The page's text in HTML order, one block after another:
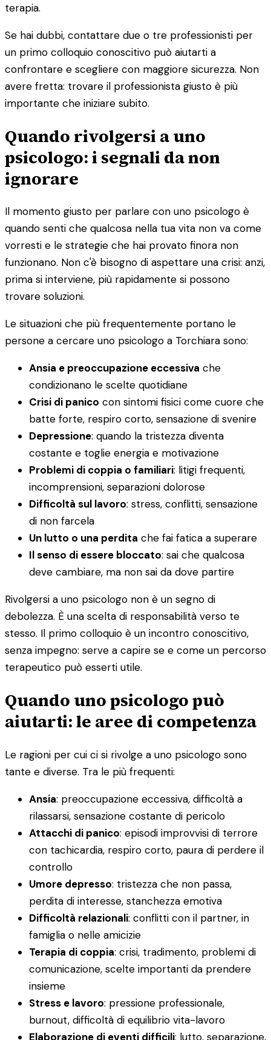
terapia.
Se hai dubbi, contattare due o tre professionisti per
un primo colloquio conoscitivo può aiutarti a
confrontare e scegliere con maggiore sicurezza. Non
avere fretta: trovare il professionista giusto è più
importante che iniziare subito.
Quando rivolgersi a uno
psicologo: i segnali da non
ignorare
Il momento giusto per parlare con uno psicologo è
quando senti che qualcosa nella tua vita non va come
vorresti e le strategie che hai provato finora non
funzionano. Non c'è bisogno di aspettare una crisi: anzi,
prima si interviene, più rapidamente si possono
trovare soluzioni.
Le situazioni che più frequentemente portano le
persone a cercare uno psicologo a Torchiara sono:
Ansia e preoccupazione eccessiva che
condizionano le scelte quotidiane
Crisi di panico con sintomi fisici come cuore che
batte forte, respiro corto, sensazione di svenire
Depressione: quando la tristezza diventa
costante e toglie energia e motivazione
Problemi di coppia o familiari: litigi frequenti,
incomprensioni, separazioni dolorose
Difficoltà sul lavoro: stress, conflitti, sensazione
di non farcela
Un lutto o una perdita che fai fatica a superare
Il senso di essere bloccato: sai che qualcosa
deve cambiare, ma non sai da dove partire
Rivolgersi a uno psicologo non è un segno di
debolezza. È una scelta di responsabilità verso te
stesso. Il primo colloquio è un incontro conoscitivo,
senza impegno: serve a capire se e come un percorso
terapeutico può esserti utile.
Quando uno psicologo può
aiutarti: le aree di competenza
Le ragioni per cui ci si rivolge a uno psicologo sono
tante e diverse. Tra le più frequenti:
Ansia: preoccupazione eccessiva, difficoltà a
rilassarsi, sensazione costante di pericolo
Attacchi di panico: episodi improvvisi di terrore
con tachicardia, respiro corto, paura di perdere il
controllo
Umore depresso: tristezza che non passa,
perdita di interesse, stanchezza emotiva
Difficoltà relazionali: conflitti con il partner, in
famiglia o nelle amicizie
Terapia di coppia: crisi, tradimento, problemi di
comunicazione, scelte importanti da prendere
insieme
Stress e lavoro: pressione professionale,
burnout, difficoltà di equilibrio vita-lavoro
Elaborazione di eventi difficili: lutto, separazione,